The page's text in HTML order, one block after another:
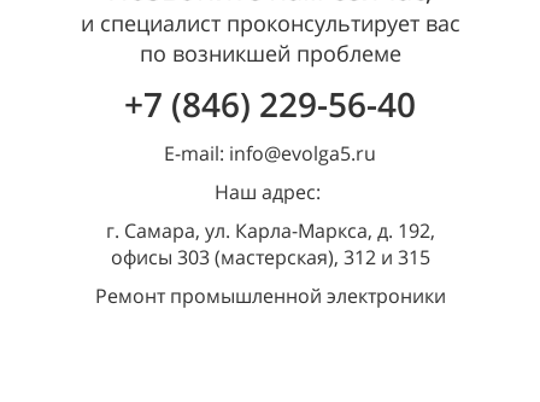
и специалист проконсультирует вас
по возникшей проблеме
+7 (846) 229-56-40
E-mail: info@evolga5.ru
Наш адрес:
г. Самара, ул. Карла-Маркса, д. 192,
офисы 303 (мастерская), 312 и 315
Ремонт промышленной электроники